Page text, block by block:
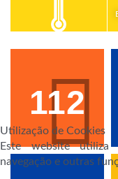
112
Utilização de Cookies
Este website utiliza
navegação e outras